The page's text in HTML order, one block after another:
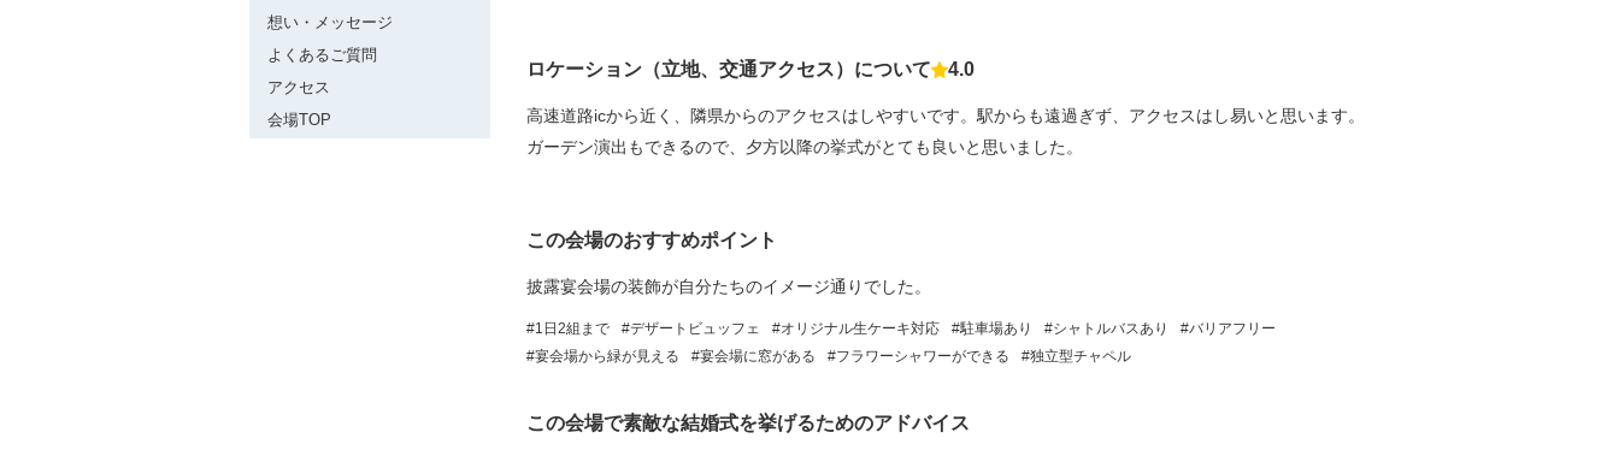
ロケーション（立地、交通アクセス）について 点数
4.0
高速道路icから近く、隣県からのアクセスはしやすいです。駅からも遠過ぎず、アクセスはし易いと思います。
ガーデン演出もできるので、夕方以降の挙式がとても良いと思いました。
この会場のおすすめポイント
披露宴会場の装飾が自分たちのイメージ通りでした。
1日2組まで デザートビュッフェ オリジナル生ケーキ対応 駐車場あり シャトルバスあり
バリアフリー
宴会場から緑が見える
宴会場に窓がある フラワーシャワーができる 独立型チャペル
この会場で素敵な結婚式を挙げるためのアドバイス
想い・メッセージ
よくあるご質問
アクセス
会場TOP